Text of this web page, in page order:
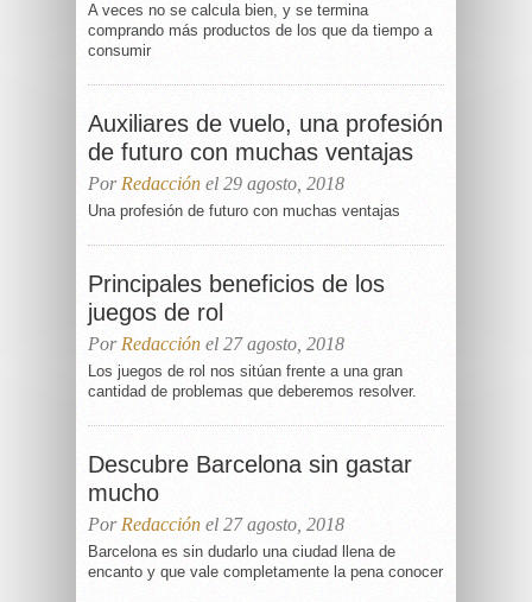
A veces no se calcula bien, y se termina
comprando más productos de los que da tiempo a
consumir
Auxiliares de vuelo, una profesión
de futuro con muchas ventajas
Por Redacción el 29 agosto, 2018
Una profesión de futuro con muchas ventajas
Principales beneficios de los
juegos de rol
Por Redacción el 27 agosto, 2018
Los juegos de rol nos sitúan frente a una gran
cantidad de problemas que deberemos resolver.
Descubre Barcelona sin gastar
mucho
Por Redacción el 27 agosto, 2018
Barcelona es sin dudarlo una ciudad llena de
encanto y que vale completamente la pena conocer